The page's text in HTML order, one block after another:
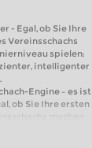
- Egal, ob Sie Ihre
Vereinsschachs
spielen:
intelligenter
Engine – es ist
ob Sie Ihre ersten
machen
spielen: Mit
intelligenter und